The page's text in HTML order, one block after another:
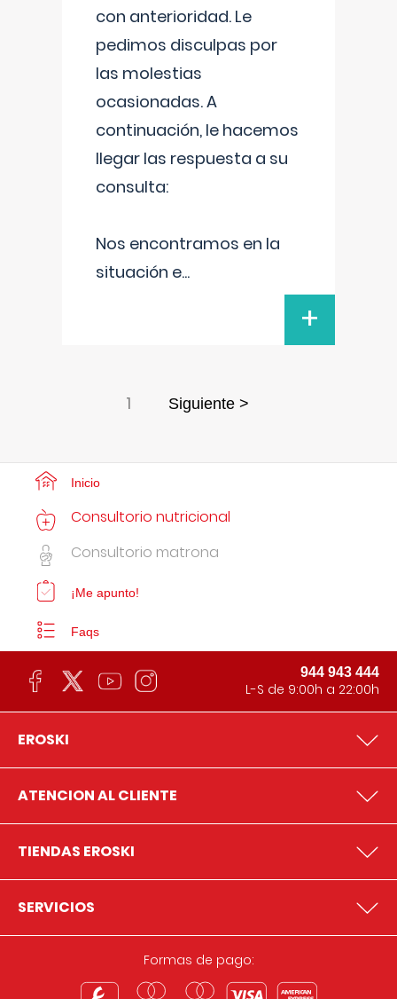
con anterioridad. Le
pedimos disculpas por
las molestias
ocasionadas. A
continuación, le hacemos
llegar las respuesta a su
consulta:
Nos encontramos en la
situación e...
+
1 Siguiente >
Inicio
Consultorio nutricional
Consultorio matrona
¡Me apunto!
Faqs
944 943 444
L-S de 9:00h a 22:00h
EROSKI
ATENCION AL CLIENTE
TIENDAS EROSKI
SERVICIOS
Formas de pago: